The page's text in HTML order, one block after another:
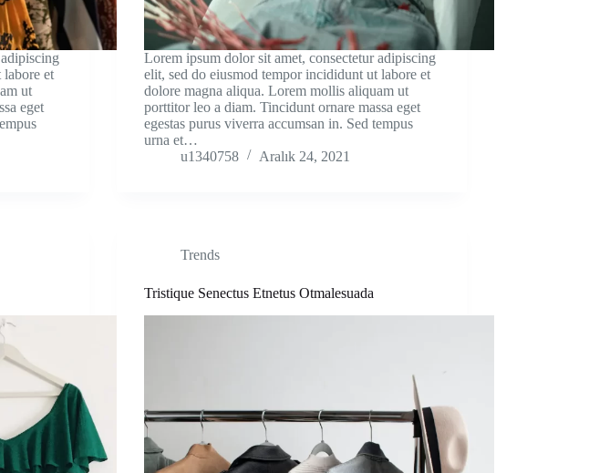
et
ut
eget
Lorem ipsum dolor sit amet, consectetur adipiscing
elit, sed do eiusmod tempor incididunt ut labore et
dolore magna aliqua. Lorem mollis aliquam ut
porttitor leo a diam. Tincidunt ornare massa eget
egestas purus viverra accumsan in. Sed tempus
urna et…
u1340758
Aralık 24, 2021
Trends
Tristique Senectus Etnetus Otmalesuada